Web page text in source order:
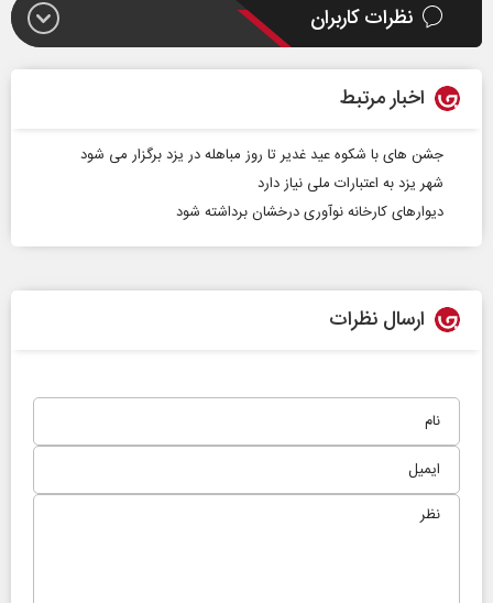
نظرات کاربران
اخبار مرتبط
جشن های با شکوه عید غدیر تا روز مباهله در یزد برگزار می شود
شهر یزد به اعتبارات ملی نیاز دارد
دیوارهای کارخانه نوآوری درخشان برداشته شود
ارسال نظرات